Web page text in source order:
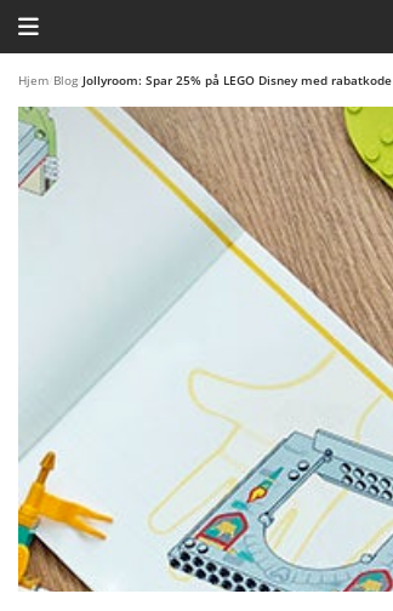
HJEM
TEMAER
BLOG
LEGO FAVORITTER
Hjem Blog Jollyroom: Spar 25% på LEGO Disney med rabatkode